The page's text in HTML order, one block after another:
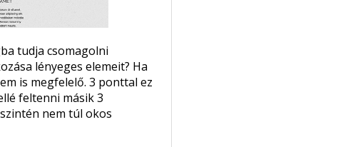
tudja csomagolni
lényeges elemeit? Ha
is megfelelő. 3 ponttal ez
feltenni másik 3
nem túl okos